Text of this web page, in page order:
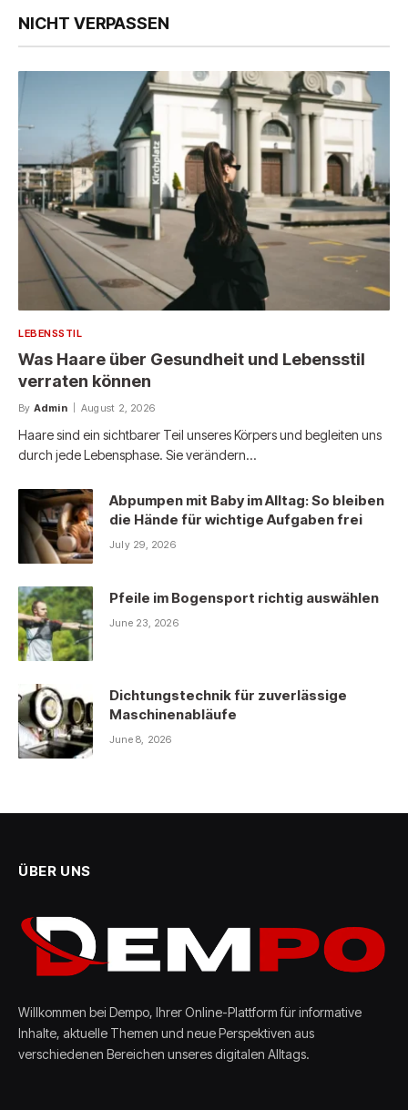
NICHT VERPASSEN
LEBENSSTIL
Was Haare über Gesundheit und Lebensstil
verraten können
By Admin August 2, 2026
Haare sind ein sichtbarer Teil unseres Körpers und begleiten uns
durch jede Lebensphase. Sie verändern…
Abpumpen mit Baby im Alltag: So bleiben
die Hände für wichtige Aufgaben frei
July 29, 2026
Pfeile im Bogensport richtig auswählen
June 23, 2026
Dichtungstechnik für zuverlässige
Maschinenabläufe
June 8, 2026
ÜBER UNS
Willkommen bei Dempo, Ihrer Online-Plattform für informative
Inhalte, aktuelle Themen und neue Perspektiven aus
verschiedenen Bereichen unseres digitalen Alltags.